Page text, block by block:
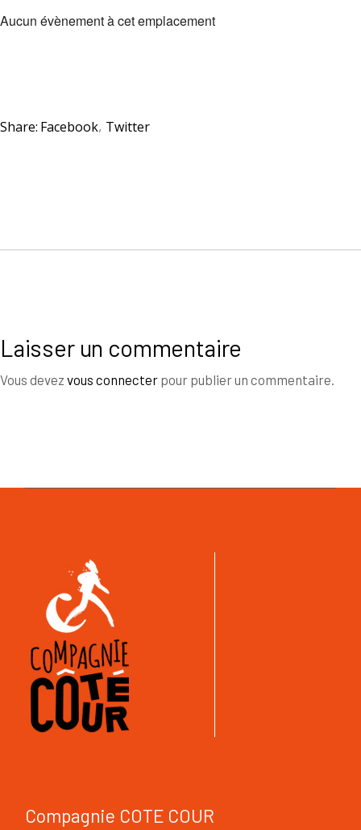
Aucun évènement à cet emplacement
Share: Facebook Twitter
Laisser un commentaire
Vous devez vous connecter pour publier un commentaire.
Compagnie COTE COUR